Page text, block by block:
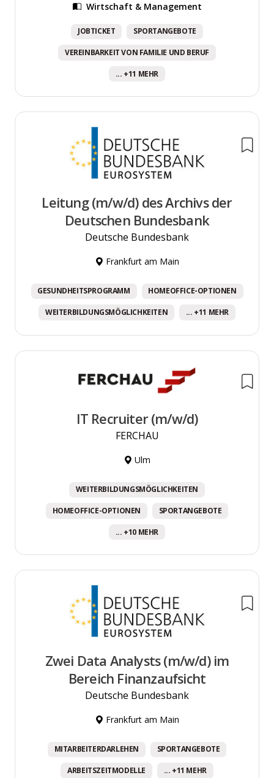
Wirtschaft & Management
JOBTICKET SPORTANGEBOTE
VEREINBARKEIT VON FAMILIE UND BERUF
... +11 MEHR
Leitung (m/w/d) des Archivs der
Deutschen Bundesbank
Deutsche Bundesbank
Frankfurt am Main
GESUNDHEITSPROGRAMM HOMEOFFICE-OPTIONEN
WEITERBILDUNGSMÖGLICHKEITEN ... +11 MEHR
IT Recruiter (m/w/d)
FERCHAU
Ulm
WEITERBILDUNGSMÖGLICHKEITEN
HOMEOFFICE-OPTIONEN SPORTANGEBOTE
... +10 MEHR
Zwei Data Analysts (m/w/d) im
Bereich Finanzaufsicht
Deutsche Bundesbank
Frankfurt am Main
MITARBEITERDARLEHEN SPORTANGEBOTE
ARBEITSZEITMODELLE ... +11 MEHR